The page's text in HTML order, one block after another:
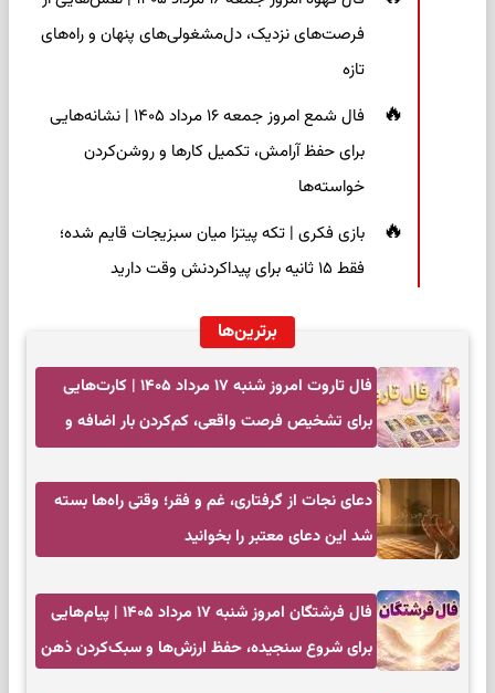
فرصت‌های نزدیک، دل‌مشغولی‌های پنهان و راه‌های
تازه
فال شمع امروز جمعه ۱۶ مرداد ۱۴۰۵ | نشانه‌هایی
برای حفظ آرامش، تکمیل کارها و روشن‌کردن
خواسته‌ها
بازی فکری | تکه پیتزا میان سبزیجات قایم شده؛
فقط ۱۵ ثانیه برای پیداکردنش وقت دارید
برترین‌ها
فال تاروت امروز شنبه ۱۷ مرداد ۱۴۰۵ | کارت‌هایی
برای تشخیص فرصت واقعی، کم‌کردن بار اضافه و
دعای نجات از گرفتاری، غم و فقر؛ وقتی راه‌ها بسته
شد این دعای معتبر را بخوانید
فال فرشتگان امروز شنبه ۱۷ مرداد ۱۴۰۵ | پیام‌هایی
برای شروع سنجیده، حفظ ارزش‌ها و سبک‌کردن ذهن